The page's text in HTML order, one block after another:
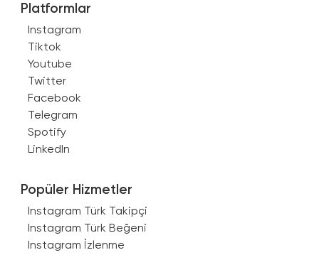
Platformlar
Instagram
Tiktok
Youtube
Twitter
Facebook
Telegram
Spotify
LinkedIn
Popüler Hizmetler
Instagram Türk Takipçi
Instagram Türk Beğeni
Instagram İzlenme